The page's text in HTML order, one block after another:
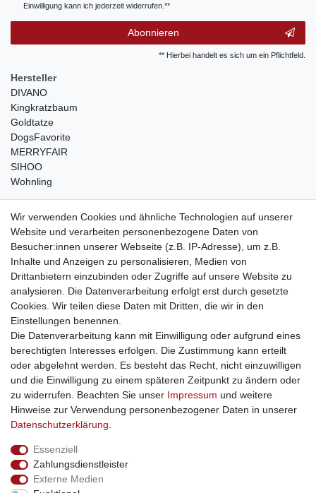
Einwilligung kann ich jederzeit widerrufen.**
Abonnieren
** Hierbei handelt es sich um ein Pflichtfeld.
Hersteller
DIVANO
Kingkratzbaum
Goldtatze
DogsFavorite
MERRYFAIR
SIHOO
Wohnling
weitere Shops
traumlampen- Lampen und Kronleuchter
kinderwagencenter- Exklusive und günstige Kinderwagen
gastrogeraete24- alles für Gastronomie und Imbiss
soziale Medien
Facebook
sicher einkaufen
Sichere Bestellung und Zahlung via SSL Verschlüsselung
Wir verwenden Cookies und ähnliche Technologien auf unserer
Website und verarbeiten personenbezogene Daten von
Besucher:innen unserer Webseite (z.B. IP-Adresse), um z.B.
Inhalte und Anzeigen zu personalisieren, Medien von
Drittanbietern einzubinden oder Zugriffe auf unsere Website zu
analysieren. Die Datenverarbeitung erfolgt erst durch gesetzte
Cookies. Wir teilen diese Daten mit Dritten, die wir in den
Einstellungen benennen.
Die Datenverarbeitung kann mit Einwilligung oder aufgrund eines
berechtigten Interesses erfolgen. Die Zustimmung kann erteilt
oder abgelehnt werden. Es besteht das Recht, nicht einzuwilligen
und die Einwilligung zu einem späteren Zeitpunkt zu ändern oder
zu widerrufen. Beachten Sie unser Impressum und weitere
Hinweise zur Verwendung personenbezogener Daten in unserer
Daten­schutz­erklärung
Essenziell
Zahlungsdienstleister
Externe Medien
Widerrufs­recht Widerrufs­formular